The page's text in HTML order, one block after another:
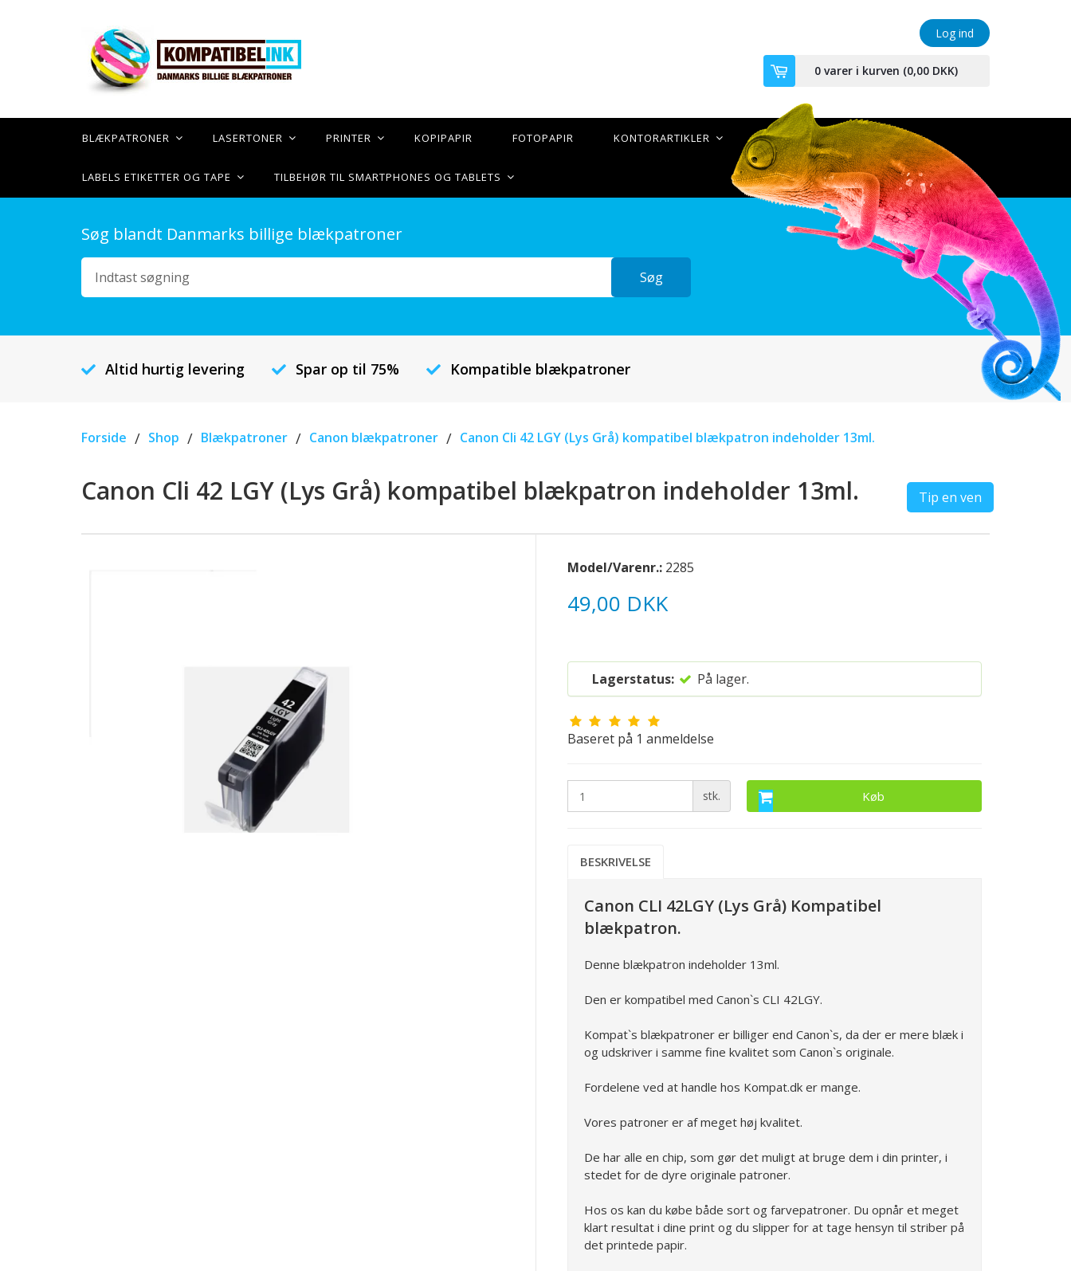
Log ind
0 varer i kurven (0,00 DKK)
BLÆKPATRONER LASERTONER PRINTER KOPIPAPIR FOTOPAPIR KONTORARTIKLER
LABELS ETIKETTER OG TAPE TILBEHØR TIL SMARTPHONES OG TABLETS
Søg blandt Danmarks billige blækpatroner
Søg
Altid hurtig levering Spar op til 75% Kompatible blækpatroner
Forside / Shop / Blækpatroner / Canon blækpatroner / Canon Cli 42 LGY (Lys Grå) kompatibel blækpatron indeholder 13ml.
Canon Cli 42 LGY (Lys Grå) kompatibel blækpatron indeholder 13ml. Tip en ven
Model/Varenr.: 2285
49,00 DKK
Lagerstatus: På lager.
Baseret på 1 anmeldelse
stk. Køb
BESKRIVELSE
Canon CLI 42LGY (Lys Grå) Kompatibel
blækpatron.
Denne blækpatron indeholder 13ml.
Den er kompatibel med Canon`s CLI 42LGY.
Kompat`s blækpatroner er billiger end Canon`s, da der er mere blæk i
og udskriver i samme fine kvalitet som Canon`s originale.
Fordelene ved at handle hos Kompat.dk er mange.
Vores patroner er af meget høj kvalitet.
De har alle en chip, som gør det muligt at bruge dem i din printer, i
stedet for de dyre originale patroner.
Hos os kan du købe både sort og farvepatroner. Du opnår et meget
klart resultat i dine print og du slipper for at tage hensyn til striber på
det printede papir.